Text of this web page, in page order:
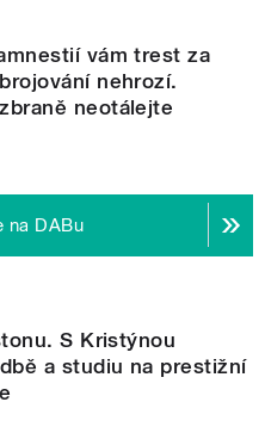
vám trest za
nehrozí.
neotálejte
na DABu
S Kristýnou
a studiu na prestižní